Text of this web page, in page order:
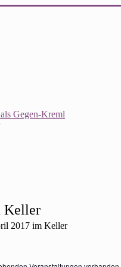
Gegen-Kreml
Keller
2017 im Keller